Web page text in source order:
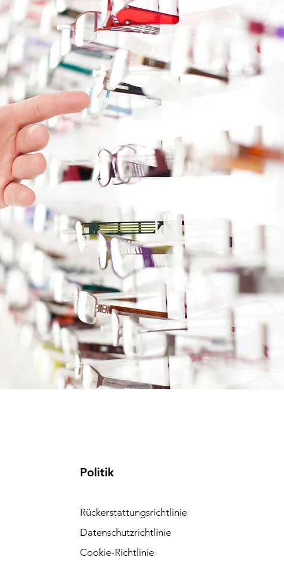
Politik
Rückerstattungsrichtlinie
Datenschutzrichtlinie
Cookie-Richtlinie